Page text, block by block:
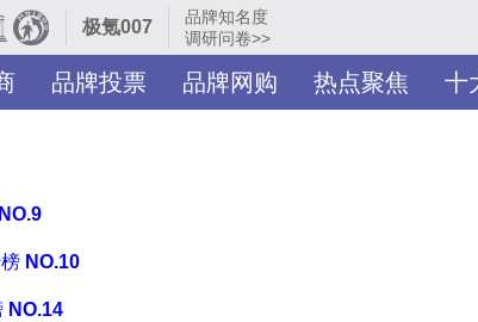
极氪007
品牌知名度
调研问卷>>
品牌投票 品牌网购 热点聚焦 十
NO.9
NO.10
NO.14